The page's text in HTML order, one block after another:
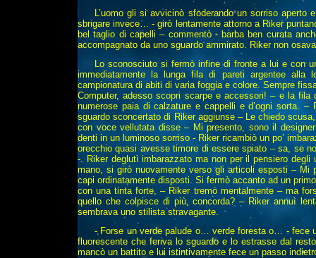
L’uomo gli si avvicinò sfoderando un sorriso
sbrigare invece… - girò lentamente attorno a Riker
bel taglio di capelli – commentò - barba ben curata
accompagnato da uno sguardo ammirato. Riker non
Lo sconosciuto si fermò infine di fronte a lui e con
immediatamente la lunga fila di pareti argentee alla
campionatura di abiti di varia foggia e colore. Sempre
Computer, adesso scopri scarpe e accessori! – e la
numerose paia di calzature e cappelli e d’ogni sorta.
sguardo sconcertato di Riker aggiunse – Le chiedo
con voce vellutata disse – Mi presento, sono il
denti in un luminoso sorriso - Riker ricambiò un po’
orecchio quasi avesse timore di essere spiato – sa, se
-. Riker deglutì imbarazzato ma non per il pensiero
mano, si girò nuovamente verso gli articoli esposti –
capi ordinatamente disposti. Si fermò accanto ad un
con una tinta forte, – Riker tremò mentalmente – ma
quello che colpisce di più, concorda? – Riker annuì
sembrava uno stilista stravagante.
- Forse un verde palude o… verde foresta o… - fece
fluorescente che feriva lo sguardo e lo estrasse dal
mancò un battito e lui istintivamente fece un passo